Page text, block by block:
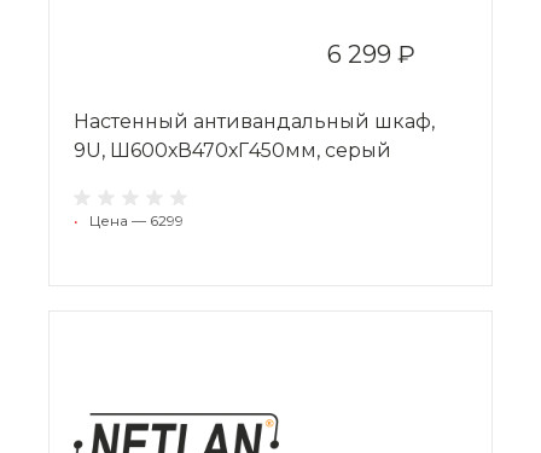
6 299 ₽
Настенный антивандальный шкаф,
9U, Ш600хВ470хГ450мм, серый
• Цена — 6299